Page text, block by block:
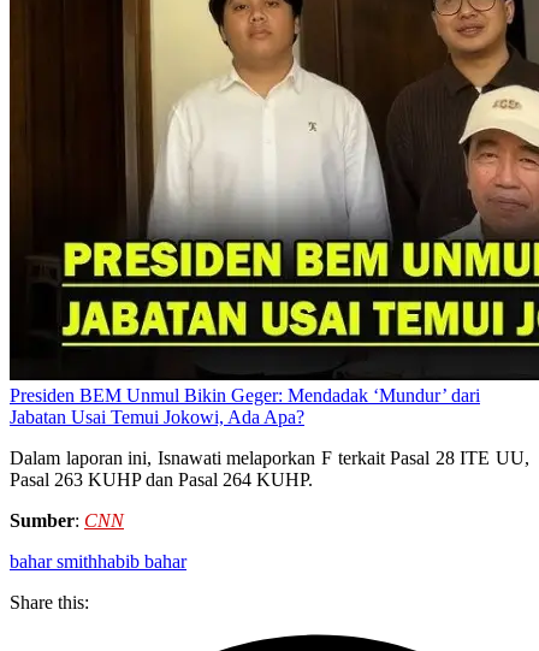
Presiden BEM Unmul Bikin Geger: Mendadak ‘Mundur’ dari
Jabatan Usai Temui Jokowi, Ada Apa?
Dalam laporan ini, Isnawati melaporkan F terkait Pasal 28 ITE UU,
Pasal 263 KUHP dan Pasal 264 KUHP.
Sumber: CNN
bahar smithhabib bahar
Share this: